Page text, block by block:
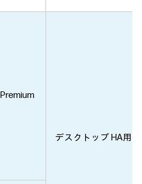
Premium
デスクトップ HA用